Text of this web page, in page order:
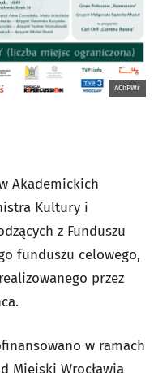
AChPWr
Akademickich
Kultury i
z Funduszu
funduszu celowego,
przez
w ramach
Miejski Wrocławia